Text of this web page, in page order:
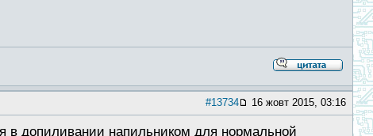
#13734 16 жовт 2015, 03:16
в допиливании напильником для нормальной